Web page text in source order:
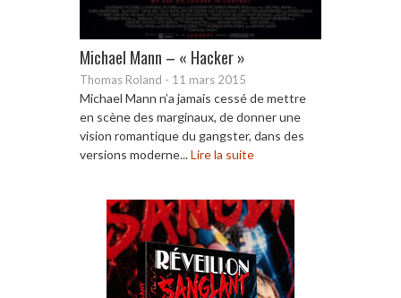
Michael Mann – « Hacker »
Thomas Roland - 11 mars 2015
Michael Mann n’a jamais cessé de mettre
en scène des marginaux, de donner une
vision romantique du gangster, dans des
versions moderne...Lire la suite